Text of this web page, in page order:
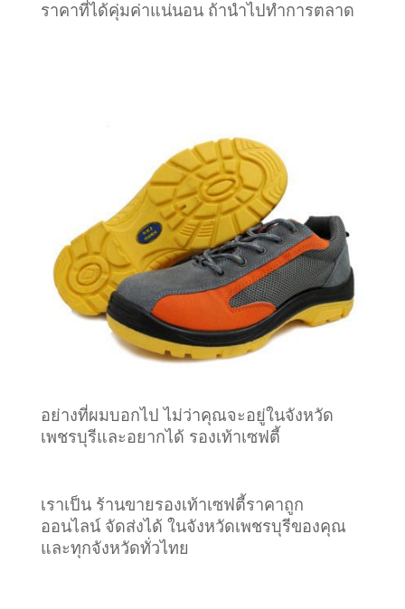
ราคาที่ได้คุ่มค่าแน่นอน ถ้านำไปทำการตลาด
อย่างที่ผมบอกไป ไม่ว่าคุณจะอยู่ในจังหวัด
เพชรบุรีและอยากได้ รองเท้าเซฟตี้
เราเป็น ร้านขายรองเท้าเซฟตี้ราคาถูก
ออนไลน์ จัดส่งได้ ในจังหวัดเพชรบุรีของคุณ
และทุกจังหวัดทั่วไทย